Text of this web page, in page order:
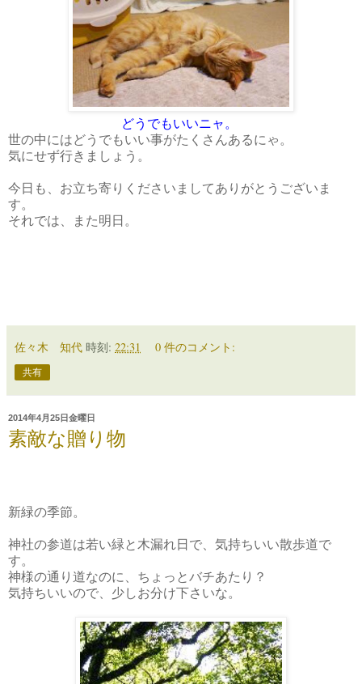
どうでもいいニャ。
世の中にはどうでもいい事がたくさんあるにゃ。
気にせず行きましょう。
今日も、お立ち寄りくださいましてありがとうございま
す。
それでは、また明日。
佐々木 知代 時刻: 22:31 0 件のコメント:
共有
2014年4月25日金曜日
素敵な贈り物
新緑の季節。
神社の参道は若い緑と木漏れ日で、気持ちいい散歩道で
す。
神様の通り道なのに、ちょっとバチあたり？
気持ちいいので、少しお分け下さいな。